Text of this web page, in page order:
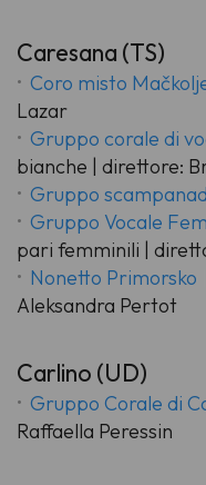
Caresana (TS)
Coro misto
Lazar
Gruppo corale di
bianche | direttore:
Gruppo
Gruppo Vocale
pari femminili |
Nonetto Primorsko
Aleksandra Pertot
Carlino (UD)
Gruppo Corale di
Raffaella Peressin